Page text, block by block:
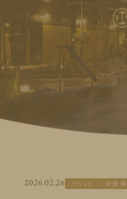
2026.02.26 イベント お食事